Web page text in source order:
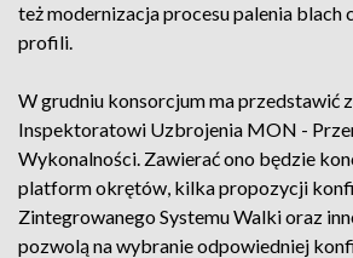
też modernizacja procesu palenia blach
profili.
W grudniu konsorcjum ma przedstawić
Inspektoratowi Uzbrojenia MON -
Wykonalności. Zawierać ono będzie
platform okrętów, kilka propozycji
Zintegrowanego Systemu Walki oraz
pozwolą na wybranie odpowiedniej